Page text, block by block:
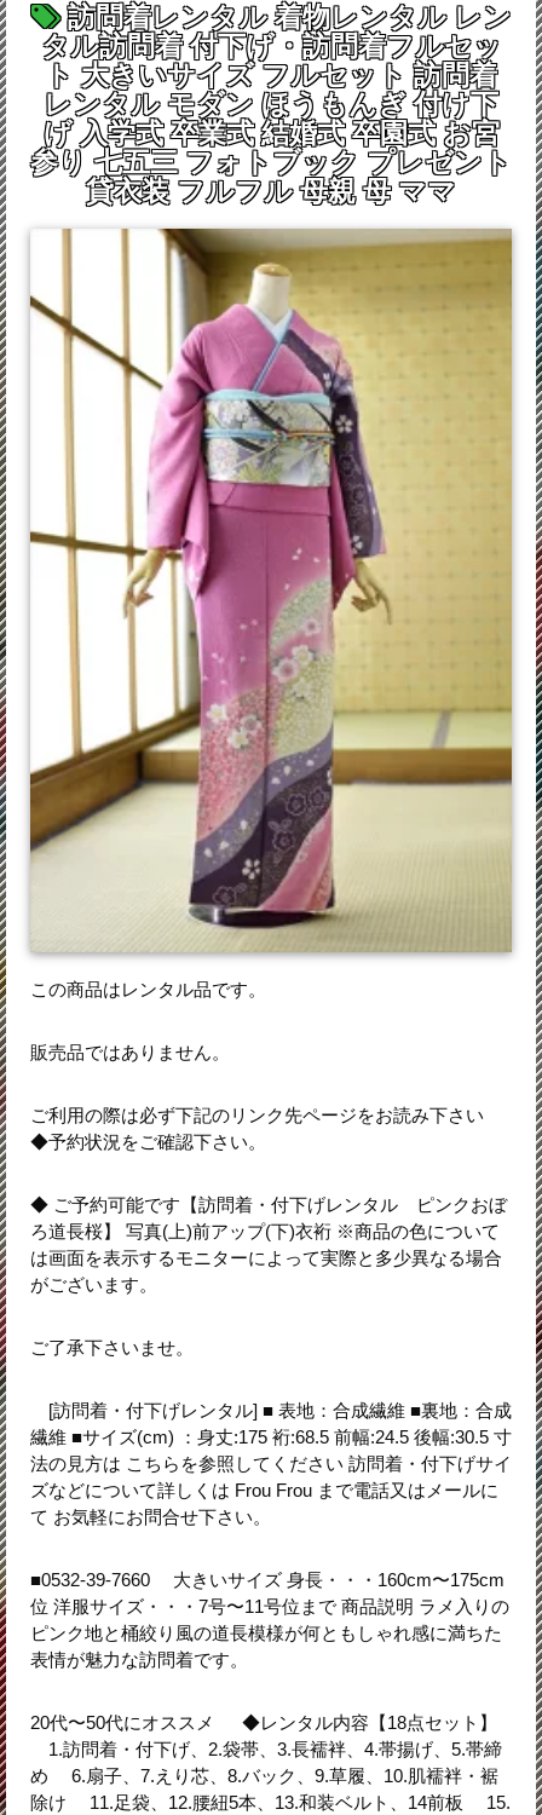
訪問着レンタル 着物レンタル レン
タル訪問着 付下げ・訪問着フルセッ
ト 大きいサイズ フルセット 訪問着
レンタル モダン ほうもんぎ 付け下
げ 入学式 卒業式 結婚式 卒園式 お宮
参り 七五三 フォトブック プレゼント
貸衣装 フルフル 母親 母 ママ
この商品はレンタル品です。
販売品ではありません。
ご利用の際は必ず下記のリンク先ページをお読み下さい
◆予約状況をご確認下さい。
◆ ご予約可能です【訪問着・付下げレンタル ピンクおぼ
ろ道長桜】 写真(上)前アップ(下)衣裄 ※商品の色について
は画面を表示するモニターによって実際と多少異なる場合
がございます。
ご了承下さいませ。
[訪問着・付下げレンタル] ■ 表地：合成繊維 ■裏地：合成
繊維 ■サイズ(cm) ：身丈:175 裄:68.5 前幅:24.5 後幅:30.5 寸
法の見方は こちらを参照してください 訪問着・付下げサイ
ズなどについて詳しくは Frou Frou まで電話又はメールに
て お気軽にお問合せ下さい。
■0532-39-7660 大きいサイズ 身長・・・160cm〜175cm
位 洋服サイズ・・・7号〜11号位まで 商品説明 ラメ入りの
ピンク地と桶絞り風の道長模様が何ともしゃれ感に満ちた
表情が魅力な訪問着です。
20代〜50代にオススメ ◆レンタル内容【18点セット】
1.訪問着・付下げ、2.袋帯、3.長襦袢、4.帯揚げ、5.帯締
め 6.扇子、7.えり芯、8.バック、9.草履、10.肌襦袢・裾
除け 11.足袋、12.腰紐5本、13.和装ベルト、14前板 15.